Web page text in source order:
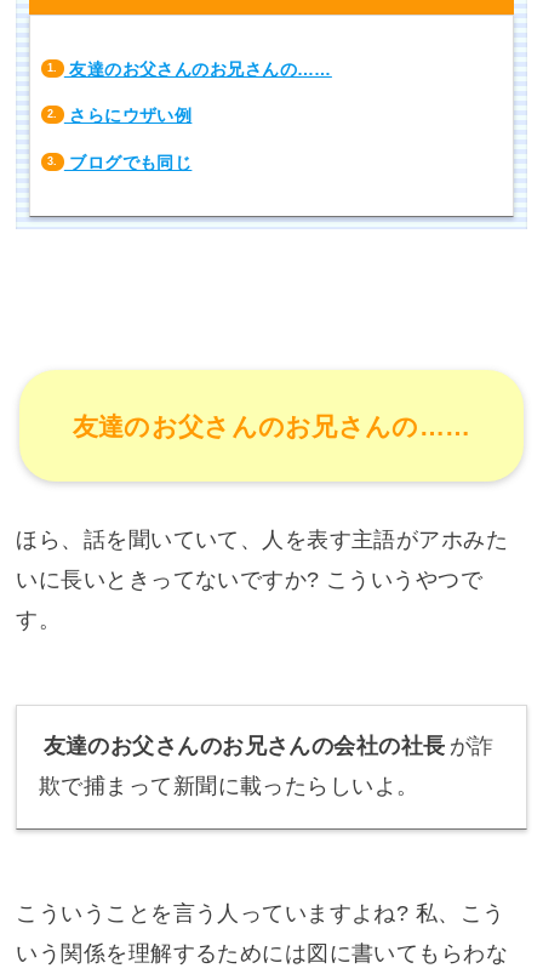
1. 友達のお父さんのお兄さんの……
2. さらにウザい例
3. ブログでも同じ
友達のお父さんのお兄さんの……
ほら、話を聞いていて、人を表す主語がアホみた
いに長いときってないですか? こういうやつで
す。
友達のお父さんのお兄さんの会社の社長 が詐
欺で捕まって新聞に載ったらしいよ。
こういうことを言う人っていますよね? 私、こう
いう関係を理解するためには図に書いてもらわな